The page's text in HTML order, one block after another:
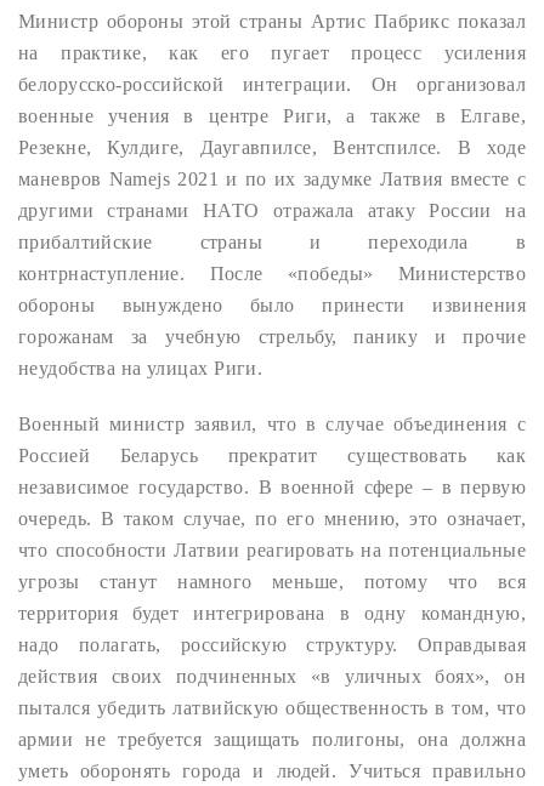
Министр обороны этой страны Артис Пабрикс показал
на практике, как его пугает процесс усиления
белорусско-российской интеграции. Он организовал
военные учения в центре Риги, а также в Елгаве,
Резекне, Кулдиге, Даугавпилсе, Вентспилсе. В ходе
маневров Namejs 2021 и по их задумке Латвия вместе с
другими странами НАТО отражала атаку России на
прибалтийские страны и переходила в
контрнаступление. После «победы» Министерство
обороны вынуждено было принести извинения
горожанам за учебную стрельбу, панику и прочие
неудобства на улицах Риги.
Военный министр заявил, что в случае объединения с
Россией Беларусь прекратит существовать как
независимое государство. В военной сфере – в первую
очередь. В таком случае, по его мнению, это означает,
что способности Латвии реагировать на потенциальные
угрозы станут намного меньше, потому что вся
территория будет интегрирована в одну командную,
надо полагать, российскую структуру. Оправдывая
действия своих подчиненных «в уличных боях», он
пытался убедить латвийскую общественность в том, что
армии не требуется защищать полигоны, она должна
уметь оборонять города и людей. Учиться правильно